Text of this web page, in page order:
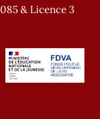
& Licence 3